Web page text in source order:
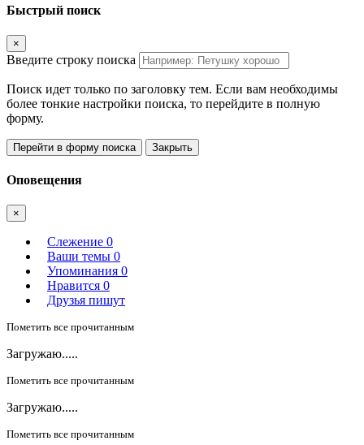
Быстрый поиск
×
Введите строку поиска
Поиск идет только по заголовку тем. Если вам необходимы
более тонкие настройки поиска, то перейдите в полную
форму.
Перейти в форму поиска Закрыть
Оповещения
×
Слежение 0
Ваши темы 0
Упоминания 0
Нравится 0
Друзья пишут
Пометить все прочитанным
Загружаю.....
Пометить все прочитанным
Загружаю.....
Пометить все прочитанным